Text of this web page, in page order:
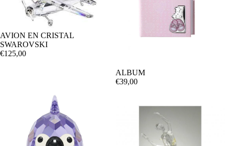
AVION EN CRISTAL
SWAROVSKI
€125,00
ALBUM
€39,00